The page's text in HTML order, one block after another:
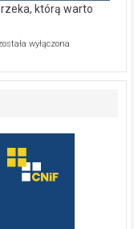
którą warto
poznać
[fotorelacja]
wyłączona